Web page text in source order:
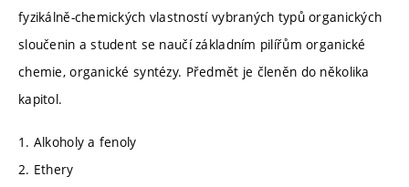
fyzikálně-chemických vlastností vybraných typů organických
sloučenin a student se naučí základním pilířům organické
chemie, organické syntézy. Předmět je členěn do několika
kapitol.
1. Alkoholy a fenoly
2. Ethery